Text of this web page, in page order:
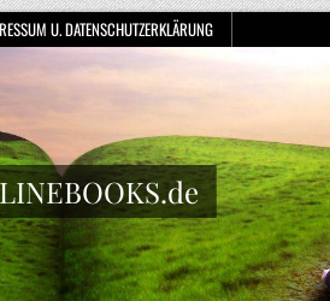
U. DATENSCHUTZERKLÄRUNG